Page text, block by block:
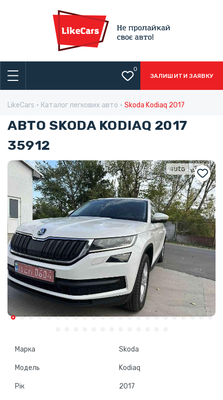
0
ЗАЛИШИТИ ЗАЯВКУ
LikeCars Каталог легкових авто Skoda Kodiaq 2017
АВТО SKODA KODIAQ 2017
35912
Марка Skoda
Модель Kodiaq
Рік 2017